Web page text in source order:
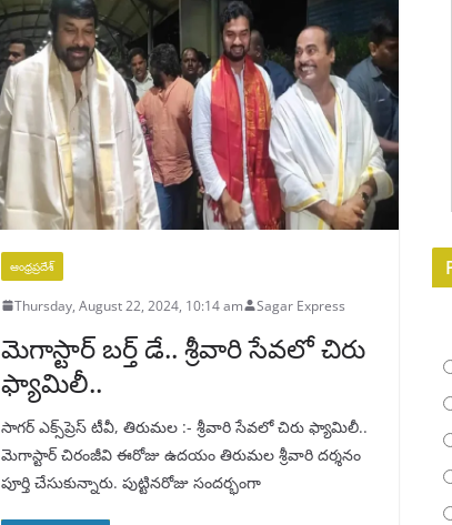
ఆంధ్రప్రదేశ్
Thursday, August 22, 2024, 10:14 am Sagar Express
మెగాస్టార్ బర్త్ డే.. శ్రీవారి సేవలో చిరు
ఫ్యామిలీ..
సాగర్ ఎక్స్‌ప్రెస్ టీవీ, తిరుమల :- శ్రీవారి సేవలో చిరు ఫ్యామిలీ..
మెగాస్టార్ చిరంజీవి ఈరోజు ఉదయం తిరుమల శ్రీవారి దర్శనం
పూర్తి చేసుకున్నారు. పుట్టినరోజు సందర్భంగా